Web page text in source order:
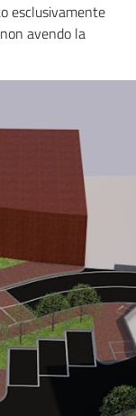
esclusivamente
avendo la